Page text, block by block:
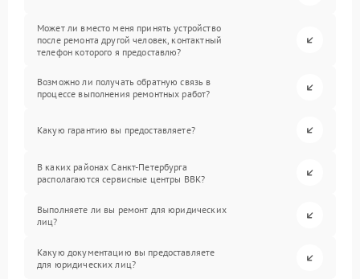
Может ли вместо меня принять устройство
после ремонта другой человек, контактный
телефон которого я предоставлю?
Возможно ли получать обратную связь в
процессе выполнения ремонтных работ?
Какую гарантию вы предоставляете?
В каких районах Санкт-Петербурга
располагаются сервисные центры BBK?
Выполняете ли вы ремонт для юридических
лиц?
Какую документацию вы предоставляете
для юридических лиц?